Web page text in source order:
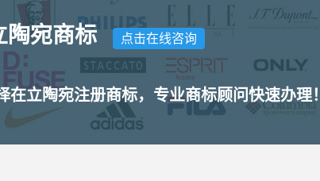
陶宛商标 点击在线咨询
立陶宛注册商标，专业商标顾问快速办理！